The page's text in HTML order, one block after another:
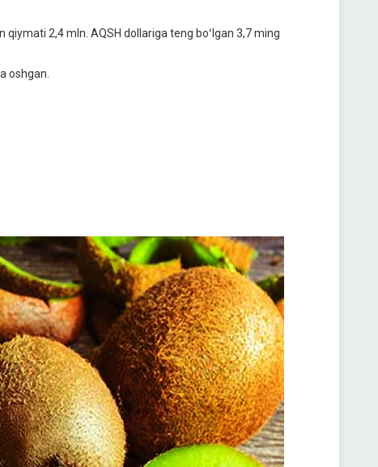
2,4 mln. AQSH dollariga teng boʻlgan 3,7 ming
oshgan.